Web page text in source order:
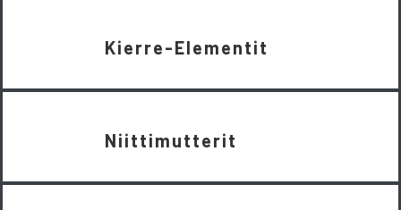
Kierre-Elementit
Niittimutterit